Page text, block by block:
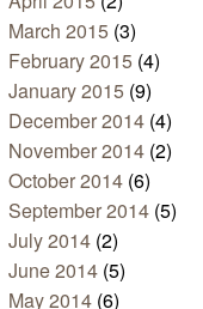
March 2015 (3)
February 2015 (4)
January 2015 (9)
December 2014 (4)
November 2014 (2)
October 2014 (6)
September 2014 (5)
July 2014 (2)
June 2014 (5)
May 2014 (6)